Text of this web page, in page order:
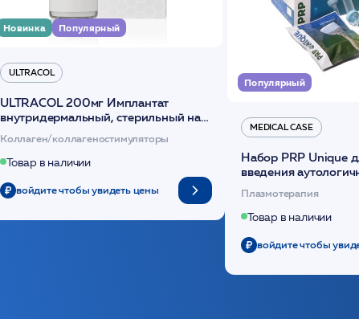
Новинка Популярный
ULTRACOL
ULTRACOL 200мг Имплантат
внутридермальный, стерильный на
основе полидиоксанона /ULTRACOL
Коллаген/коллагеностимуляторы
Товар в наличии
войдите чтобы увидеть цены
Популярный
MEDICAL CASE
Набор PRP Unique
введения
(саше 1шт)/Medical
Плазмотерапия
Товар в наличии
войдите чтобы